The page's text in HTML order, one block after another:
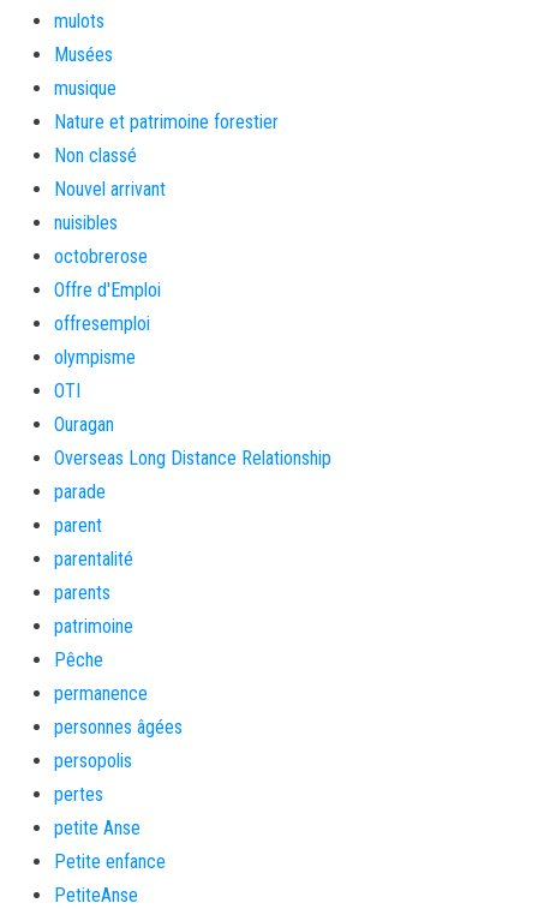
mulots
Musées
musique
Nature et patrimoine forestier
Non classé
Nouvel arrivant
nuisibles
octobrerose
Offre d'Emploi
offresemploi
olympisme
OTI
Ouragan
Overseas Long Distance Relationship
parade
parent
parentalité
parents
patrimoine
Pêche
permanence
personnes âgées
persopolis
pertes
petite Anse
Petite enfance
PetiteAnse